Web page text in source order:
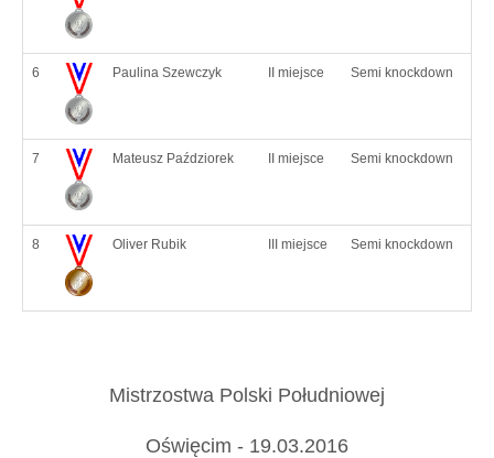
6 Paulina Szewczyk II miejsce Semi knockdown
7 Mateusz Paździorek II miejsce Semi knockdown
8 Oliver Rubik III miejsce Semi knockdown
Mistrzostwa Polski Południowej
Oświęcim - 19.03.2016